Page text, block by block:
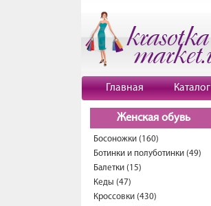
Главная Каталог
Женская обувь
Босоножки (160)
Ботинки и полуботинки (49)
Балетки (15)
Кеды (47)
Кроссовки (430)